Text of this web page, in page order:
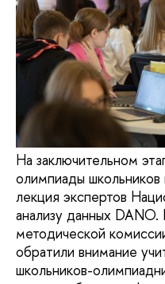
На заключительном
олимпиады
лекция экспертов
анализу данных
методической
обратили внимание
школьников-